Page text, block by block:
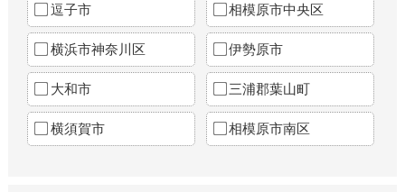
逗子市 相模原市中央区
横浜市神奈川区 伊勢原市
大和市 三浦郡葉山町
横須賀市 相模原市南区